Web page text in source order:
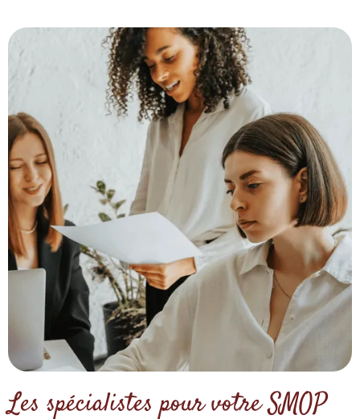
Les spécialistes pour votre SMOP